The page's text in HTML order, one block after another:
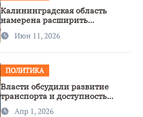
Калининградская область
намерена расширить
сотрудничество с Узбекистаном
Июн 11, 2026
ПОЛИТИКА
Власти обсудили развитие
транспорта и доступность
региона
Апр 1, 2026